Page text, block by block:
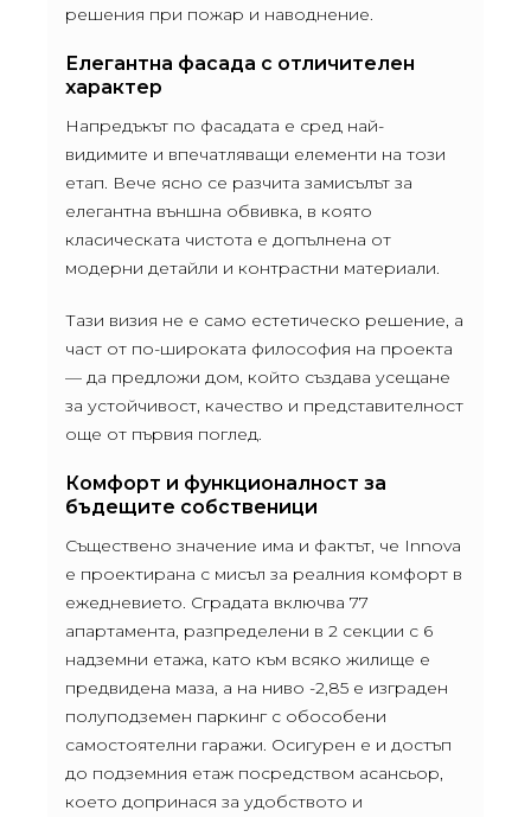
решения при пожар и наводнение.
Елегантна фасада с отличителен
характер
Напредъкът по фасадата е сред най-
видимите и впечатляващи елементи на този
етап. Вече ясно се разчита замисълът за
елегантна външна обвивка, в която
класическата чистота е допълнена от
модерни детайли и контрастни материали.
Тази визия не е само естетическо решение, а
част от по-широката философия на проекта
— да предложи дом, който създава усещане
за устойчивост, качество и представителност
още от първия поглед.
Комфорт и функционалност за
бъдещите собственици
Съществено значение има и фактът, че Innova
е проектирана с мисъл за реалния комфорт в
ежедневието. Сградата включва 77
апартамента, разпределени в 2 секции с 6
надземни етажа, като към всяко жилище е
предвидена маза, а на ниво -2,85 е изграден
полуподземен паркинг с обособени
самостоятелни гаражи. Осигурен е и достъп
до подземния етаж посредством асансьор,
което допринася за удобството и